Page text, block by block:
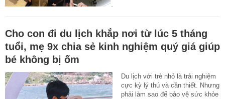
Cho con đi du lịch khắp nơi từ lúc 5 tháng
tuổi, mẹ 9x chia sẻ kinh nghiệm quý giá giúp
bé không bị ốm
Du lịch với trẻ nhỏ là trải nghiệm
cực kỳ lý thú và cần thiết. Nhưng
phải làm sao để bảo vệ sức khỏe